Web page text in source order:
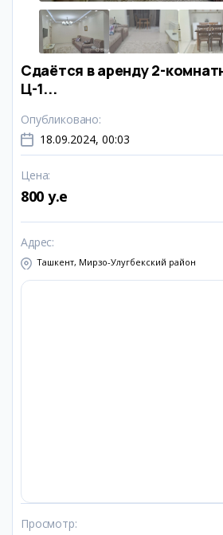
Сдаётся в аренду 2-
Ц-1...
Опубликовано:
18.09.2024, 00:03
Цена:
800 y.e
Адрес:
Ташкент, Мирзо-Улугбекский район
Просмотр: